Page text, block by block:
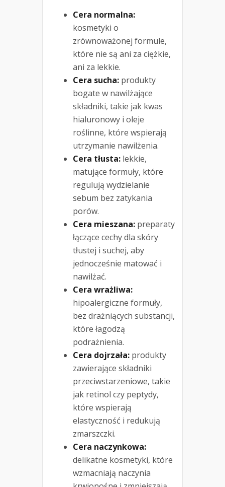
Cera normalna:
kosmetyki o
zrównoważonej formule,
które nie są ani za ciężkie,
ani za lekkie.
Cera sucha: produkty
bogate w nawilżające
składniki, takie jak kwas
hialuronowy i oleje
roślinne, które wspierają
utrzymanie nawilżenia.
Cera tłusta: lekkie,
matujące formuły, które
regulują wydzielanie
sebum bez zatykania
porów.
Cera mieszana: preparaty
łączące cechy dla skóry
tłustej i suchej, aby
jednocześnie matować i
nawilżać.
Cera wrażliwa:
hipoalergiczne formuły,
bez drażniących substancji,
które łagodzą
podrażnienia.
Cera dojrzała: produkty
zawierające składniki
przeciwstarzeniowe, takie
jak retinol czy peptydy,
które wspierają
elastyczność i redukują
zmarszczki.
Cera naczynkowa:
delikatne kosmetyki, które
wzmacniają naczynia